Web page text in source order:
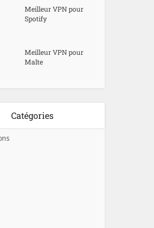
Meilleur VPN pour
Spotify
Meilleur VPN pour
Malte
Catégories